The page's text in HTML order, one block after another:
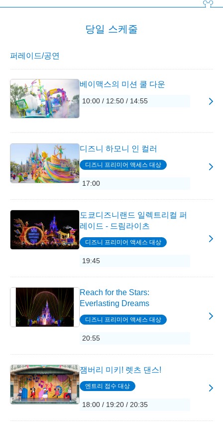
당일 스케줄
퍼레이드/공연
베이맥스의 미션 쿨 다운
10:00 / 12:50 / 14:55
디즈니 하모니 인 컬러
디즈니 프리미어 액세스 대상
17:00
도쿄디즈니랜드 일렉트리컬 퍼
레이드 - 드림라이츠
디즈니 프리미어 액세스 대상
19:45
Reach for the Stars:
Everlasting Dreams
디즈니 프리미어 액세스 대상
20:55
잼버리 미키! 렛츠 댄스!
엔트리 접수 대상
18:00 / 19:20 / 20:35